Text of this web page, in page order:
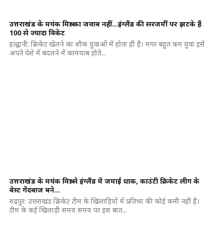
उत्तराखंड के मयंक मिश्रा का जवाब नहीं…इंग्लैंड की सरजमीं पर झटके हैं
100 से ज्यादा विकेट
हल्द्वानी: क्रिकेट खेलने का शौक युवाओं में होता ही है। मगर बहुत कम युवा इसे
अपने पेशे में बदलने में कामयाब होते...
उत्तराखंड के मयंक मिश्रा ने इंग्लैंड में जमाई धाक, काउंटी क्रिकेट लीग के
बेस्ट गेंदबाज बने…
रुद्रपुर: उत्तराखंड क्रिकेट टीम के खिलाड़ियों में प्रतिभा की कोई कमी नहीं है।
टीम के कई खिलाड़ी समय समय पर इस बात...